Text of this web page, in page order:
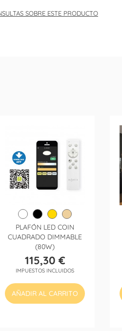
SOBRE ESTE PRODUCTO
PLAFÓN LED COIN
CUADRADO DIMMABLE
(80W)
Precio
115,30 €
IMPUESTOS INCLUIDOS
AÑADIR AL CARRITO